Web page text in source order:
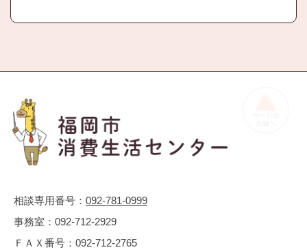
相談専用番号： 092-781-0999
事務室： 092-712-2929
ＦＡＸ番号： 092-712-2765